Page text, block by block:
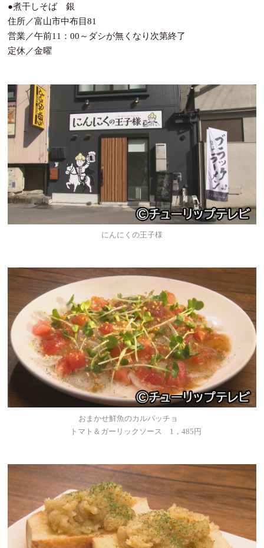
●煮干しそば 銀
住所／富山市中布目81
営業／午前11：00～ダシが無くなり次第終了
定休／金曜
にんにくの王子様
おまかせ鮮魚のカルパッチョ
トマト＆ガーリックソース 1，485円